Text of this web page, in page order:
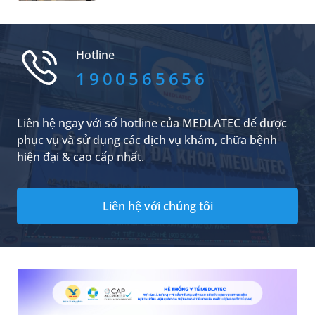
Hotline
1900565656
Liên hệ ngay với số hotline của MEDLATEC để được
phục vụ và sử dụng các dịch vụ khám, chữa bệnh
hiện đại & cao cấp nhất.
Liên hệ với chúng tôi